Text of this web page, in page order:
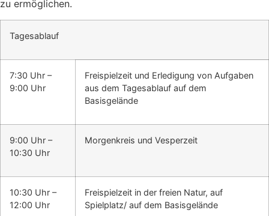
zu ermöglichen.
Tagesablauf
7:30 Uhr –
9:00 Uhr
Freispielzeit und Erledigung von Aufgaben
aus dem Tagesablauf auf dem
Basisgelände
9:00 Uhr –
10:30 Uhr
Morgenkreis und Vesperzeit
10:30 Uhr –
12:00 Uhr
Freispielzeit in der freien Natur, auf
Spielplatz/ auf dem Basisgelände